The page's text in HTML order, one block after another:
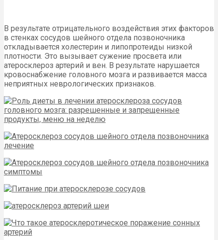
В результате отрицательного воздействия этих факторов
в стенках сосудов шейного отдела позвоночника
откладывается холестерин и липопротеиды низкой
плотности. Это вызывает сужение просвета или
атеросклероз артерий и вен. В результате нарушается
кровоснабжение головного мозга и развивается масса
неприятных неврологических признаков.